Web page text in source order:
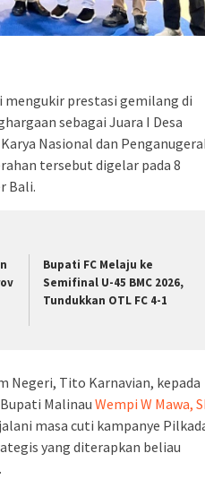
mengukir prestasi gemilang di
sebagai Juara I Desa
Nasional dan
tersebut digelar pada 8
Bali.
Bupati FC Melaju ke
Semifinal U-45 BMC 2026,
Tundukkan OTL FC 4-1
Negeri, Tito Karnavian, kepada
Malinau Wempi W Mawa,
masa cuti kampanye
yang diterapkan beliau